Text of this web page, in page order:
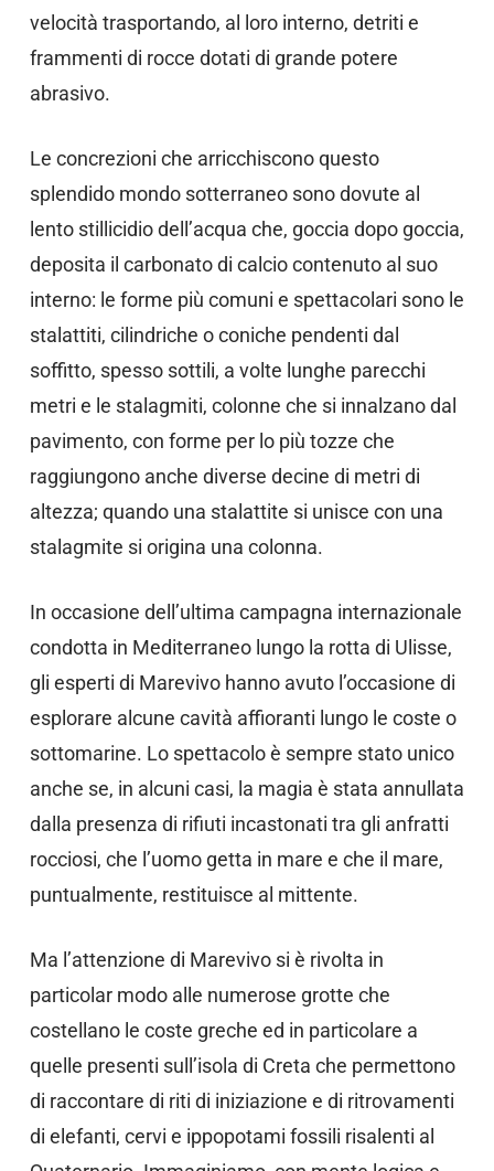
velocità trasportando, al loro interno, detriti e
frammenti di rocce dotati di grande potere
abrasivo.
Le concrezioni che arricchiscono questo
splendido mondo sotterraneo sono dovute al
lento stillicidio dell’acqua che, goccia dopo goccia,
deposita il carbonato di calcio contenuto al suo
interno: le forme più comuni e spettacolari sono le
stalattiti, cilindriche o coniche pendenti dal
soffitto, spesso sottili, a volte lunghe parecchi
metri e le stalagmiti, colonne che si innalzano dal
pavimento, con forme per lo più tozze che
raggiungono anche diverse decine di metri di
altezza; quando una stalattite si unisce con una
stalagmite si origina una colonna.
In occasione dell’ultima campagna internazionale
condotta in Mediterraneo lungo la rotta di Ulisse,
gli esperti di Marevivo hanno avuto l’occasione di
esplorare alcune cavità affioranti lungo le coste o
sottomarine. Lo spettacolo è sempre stato unico
anche se, in alcuni casi, la magia è stata annullata
dalla presenza di rifiuti incastonati tra gli anfratti
rocciosi, che l’uomo getta in mare e che il mare,
puntualmente, restituisce al mittente.
Ma l’attenzione di Marevivo si è rivolta in
particolar modo alle numerose grotte che
costellano le coste greche ed in particolare a
quelle presenti sull’isola di Creta che permettono
di raccontare di riti di iniziazione e di ritrovamenti
di elefanti, cervi e ippopotami fossili risalenti al